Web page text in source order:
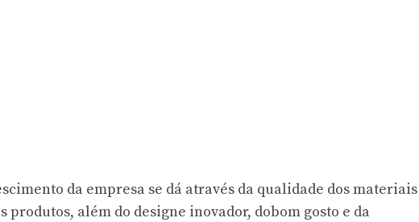
da empresa se dá através da qualidade dos
além do designe inovador, dobom gosto e da